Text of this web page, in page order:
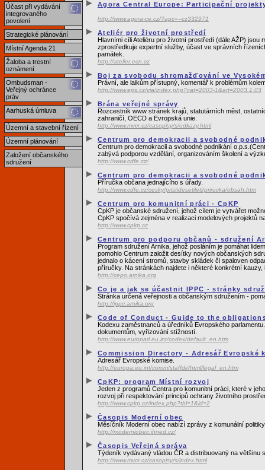
Účast při vydávání
integrovaného
povolení
Strategické plánování
Místní Agenda 21
Žaloba a trestní
oznámení
Ombudsman -
Veřejný ochránce
práv
Aarhuská úmluva
Územní a stavební řízení
Územní plánování
Založení občanského
sdružení
Agora Central Europe: Participační
http://www.agora-ce.cz/?apc=--cz332971
Ateliér pro životní prostředí
Hlavními cíli Ateliéru pro životní prostředí (dále AŽP)
zprostředkuje expertní služby, účast ve správních
památek.
http://atelier.ecn.cz
Boj za svobodu shromažďování ve
Právní, ale laikům přístupný, komentář k problémům
http://www.eps.cz/via/index.php?cat=2003-1&art=2003.1.03
Brána veřejné správy
Rozcestník www stránek krajů, statutárních měst,
zahraničí, OECD a Evropská unie.
http://www.mvcr.cz/casopisy/s/odkazy.html
Centrum pro demokracii a svobodné
Centrum pro demokracii a svobodné podnikání
zabývá podporou vzdělání, organizováním školení a
http://www.cdfe.cz/
Centrum pro demokracii a svobodné
Příručka občana jednajícího s úřady.
http://www.cdfe.cz/cesky/pristidesetileti/prirucka/obsah.htm
Centrum pro komunitní práci - CpKP
CpKP je občanské sdružení, jehož cílem je vytvářet
CpKP spočívá zejména v realizaci modelových projektů
http://www.cpkp.cz
Centrum pro podporu občanů - sdružení
Program sdružení Arnika, jehož posláním je pomáhat
pomohlo Centrum založit desítky nových občanských
jednalo o kácení stromů, stavby skládek či spaloven
příručky. Na stránkách najdete i některé konkrétní
http://cepo.arnika.org
Co je a jak se účastnit IPPC - stránky
Stránka určená veřejnosti a občanským sdružením -
http://ippc.arnika.org
Code of Conduct - Guide to the
Kodexu zaměstnanců a úředníků Evropského
dokumentům, vyřizování stížností.
http://www.europarl.eu.int/codex/default_en.htm
Commission Directory - Adresář Evropské
Adresář Evropské komise.
http://europa.eu.int/comm/staffdir/html/legal_en.htm
CpKP: program Místní rozvoj
Jeden z programů Centra pro komunitní práci, které v
rozvoj při respektování principů ochrany životního
http://www.cpkp.cz/index.php?tbl=1&id=2
Časopis Moderní obec
Měsíčník Moderní obec nabízí zprávy z komunální
http://moderniobec.ihned.cz/
Časopis Veřejná správa
Týdeník vydávaný vládou ČR a distribuovaný na
http://www.mvcr.cz/casopisy/s/index.html